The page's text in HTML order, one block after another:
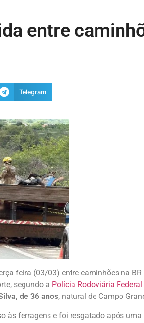
entre
Telegram
feira (03/03) entre caminhões na
segundo a Polícia Rodoviária Federal
de 36 anos, natural de Campo
às ferragens e foi resgatado após uma